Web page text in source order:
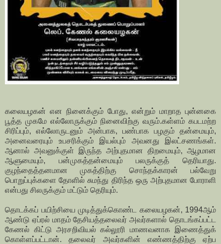
கலையழகன் என நினைக்கும் போது, என்றும் மாறாத புன்னகை
பூத்த முகமே எல்லோருக்கும் நினைவிற்கு வரும்.கள்ளம் கபடமற்ற
சிரிப்பும், எல்லோருடனும் அன்பாக, பண்பாக பழகும் தன்மையும்,
அனைவரையும் உபசரிக்கும் இயல்பும் அவனது இலட்சணங்கள்.
ஆனால் அவனுக்குள் இருந்த அற்புதமான திறமையும், ஆழமான
ஆளுமையும், பன்முகத்தன்மையும் பலருக்குத் தெரியாது.
குழந்தைத்தனமான முகத்திற்கு சொந்தக்காரன் பல்வேறு
பொறுப்புக்களை தோளில் சுமந்து திரிந்த ஒரு அற்புதமான போராளி
என்பது சிலருக்கும் மட்டும் தெரியும்.
தொடக்கப் பயிற்சியை முடித்துக்கொண்ட கலையழகன், 1994ஆம்
ஆண்டு ஏப்ரல் மாதம் தேசியத்தலைவர் அவர்களால் தொடங்கப்பட்ட
கேணல் கிட்டு அரசறிவியல் கல்லூரி மாணவனாக இணைத்துக்
கொள்ளப்பட்டான். தலைவர் அவர்களின் எண்ணத்திற்கு ஏற்ப